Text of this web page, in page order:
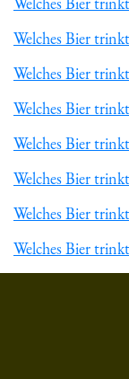
Welches Bier
Welches Bier
Welches Bier
Welches Bier
Welches Bier
Welches Bier
Welches Bier